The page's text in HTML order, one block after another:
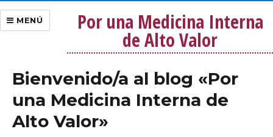
Por una Medicina Interna
de Alto Valor
MENÚ
Bienvenido/a al blog «Por
una Medicina Interna de
Alto Valor»